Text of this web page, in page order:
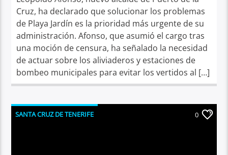
Cruz, ha declarado que solucionar los problemas
de Playa Jardín es la prioridad más urgente de su
administración. Afonso, que asumió el cargo tras
una moción de censura, ha señalado la necesidad
de actuar sobre los aliviaderos y estaciones de
bombeo municipales para evitar los vertidos al […]
SANTA CRUZ DE TENERIFE 0